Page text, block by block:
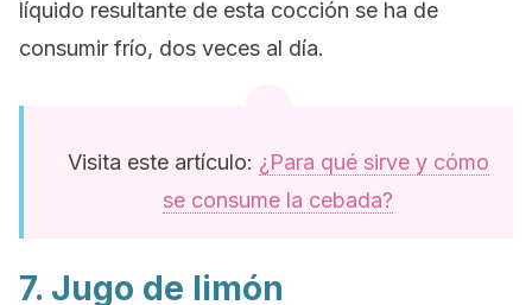
líquido resultante de esta cocción se ha de
consumir frío, dos veces al día.
Visita este artículo: ¿Para qué sirve y cómo
se consume la cebada?
7. Jugo de limón